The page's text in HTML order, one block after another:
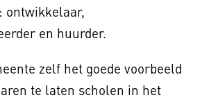
ontwikkelaar,
en huurder.
zelf het goede voorbeeld
te laten scholen in het